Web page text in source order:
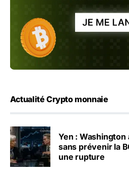
Actualité Crypto monnaie
Yen :
sans prévenir la
une rupture